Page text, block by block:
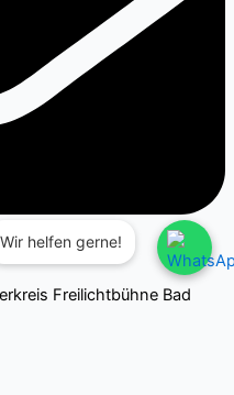
Wir helfen gerne!
Freilichtbühne Bad